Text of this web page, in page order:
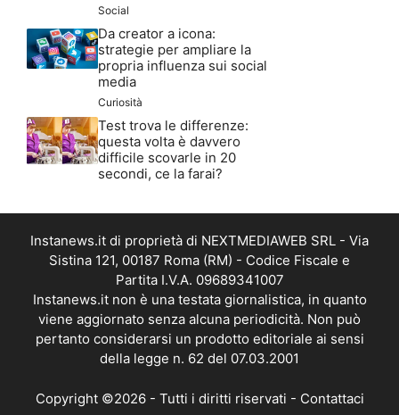
Social
Da creator a icona:
strategie per ampliare la
propria influenza sui social
media
Curiosità
Test trova le differenze:
questa volta è davvero
difficile scovarle in 20
secondi, ce la farai?
Instanews.it di proprietà di NEXTMEDIAWEB SRL - Via
Sistina 121, 00187 Roma (RM) - Codice Fiscale e
Partita I.V.A. 09689341007
Instanews.it non è una testata giornalistica, in quanto
viene aggiornato senza alcuna periodicità. Non può
pertanto considerarsi un prodotto editoriale ai sensi
della legge n. 62 del 07.03.2001
Copyright ©2026 - Tutti i diritti riservati - Contattaci